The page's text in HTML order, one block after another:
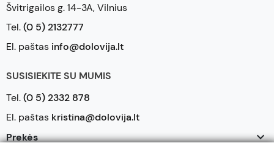
Švitrigailos g. 14-3A, Vilnius
Tel.(0 5) 2132777
El. paštas info@dolovija.lt
SUSISIEKITE SU MUMIS
Tel.(0 5) 2332 878
El. paštas kristina@dolovija.lt
Prekės
